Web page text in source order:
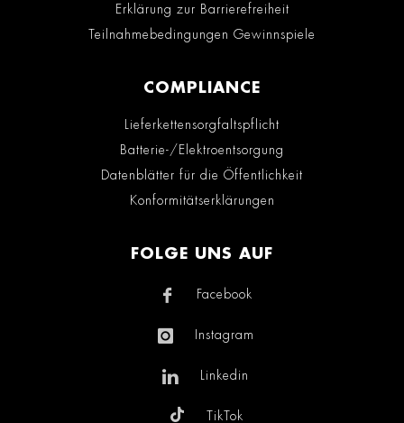
Erklärung zur Barrierefreiheit
Teilnahmebedingungen Gewinnspiele
COMPLIANCE
Lieferkettensorgfaltspflicht
Batterie-/Elektroentsorgung
Datenblätter für die Öffentlichkeit
Konformitätserklärungen
FOLGE UNS AUF
Facebook
Instagram
Linkedin
TikTok